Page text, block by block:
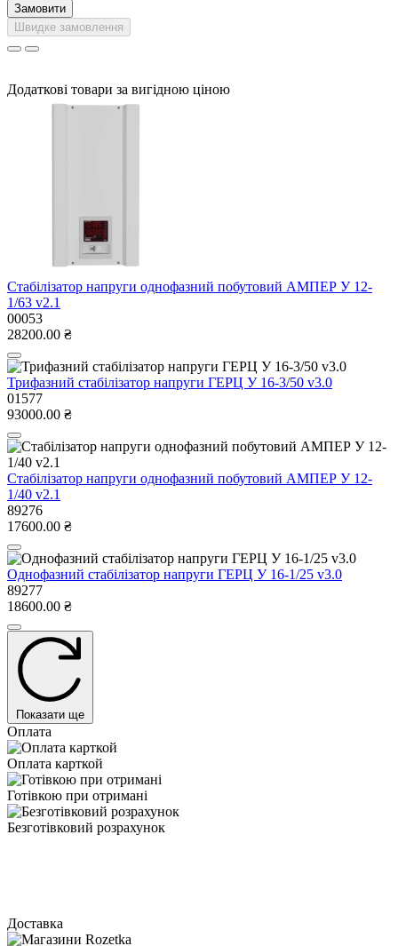
Замовити
Швидке замовлення
Додаткові товари за вигідною ціною
Стабілізатор напруги однофазний побутовий АМПЕР У 12-
1/63 v2.1
00053
28200.00 ₴
Трифазний стабілізатор напруги ГЕРЦ У 16-3/50 v3.0
01577
93000.00 ₴
Стабілізатор напруги однофазний побутовий АМПЕР У 12-
1/40 v2.1
89276
17600.00 ₴
Однофазний стабілізатор напруги ГЕРЦ У 16-1/25 v3.0
89277
18600.00 ₴
Показати ще
Оплата
Оплата карткой
Готівкою при отримані
Безготівковий розрахунок
Доставка